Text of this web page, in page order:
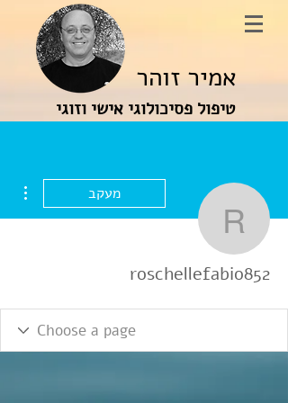
אמיר זוהר
טיפול פסיכולוגי אישי וזוגי
מעקב
roschellefabio852